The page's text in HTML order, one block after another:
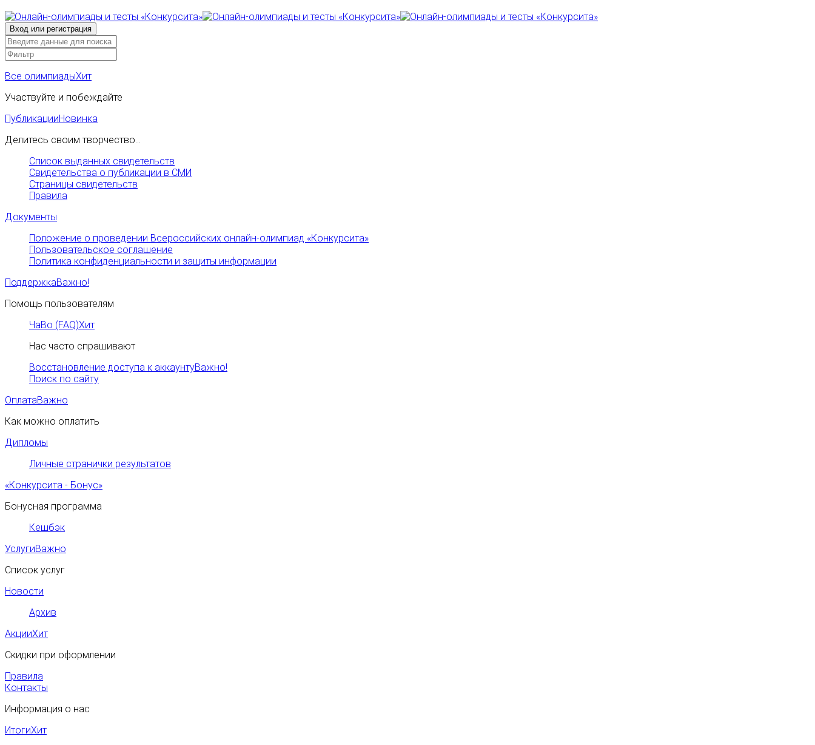
Все олимпиадыХит
Участвуйте и побеждайте
ПубликацииНовинка
Делитесь своим творчество...
Список выданных свидетельств
Свидетельства о публикации в СМИ
Страницы свидетельств
Правила
Документы
Положение о проведении Всероссийских онлайн-олимпиад «Конкурсита»
Пользовательское соглашение
Политика конфиденциальности и защиты информации
ПоддержкаВажно!
Помощь пользователям
ЧаВо (FAQ)Хит
Нас часто спрашивают
Восстановление доступа к аккаунтуВажно!
Поиск по сайту
ОплатаВажно
Как можно оплатить
Дипломы
Личные странички результатов
«Конкурсита - Бонус»
Бонусная программа
Кешбэк
УслугиВажно
Список услуг
Новости
Архив
АкцииХит
Скидки при оформлении
Правила
Контакты
Информация о нас
ИтогиХит